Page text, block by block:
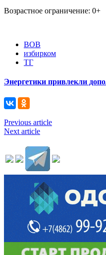
Возрастное ограничение: 0+
ВОВ
избирком
ТГ
Энергетики привлекли
Previous article
Next article